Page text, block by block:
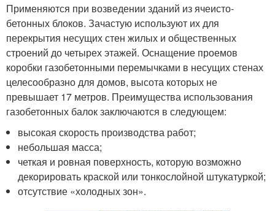
Применяются при возведении зданий из ячеисто-
бетонных блоков. Зачастую используют их для
перекрытия несущих стен жилых и общественных
строений до четырех этажей. Оснащение проемов
коробки газобетонными перемычками в несущих стенах
целесообразно для домов, высота которых не
превышает 17 метров. Преимущества использования
газобетонных балок заключаются в следующем:
высокая скорость производства работ;
небольшая масса;
четкая и ровная поверхность, которую возможно
декорировать краской или тонкослойной штукатуркой;
отсутствие «холодных зон».